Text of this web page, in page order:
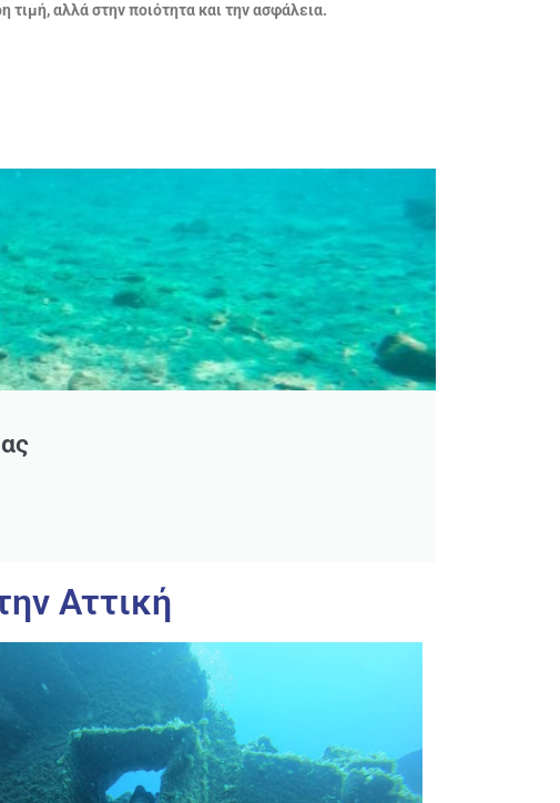
τιμή, αλλά στην ποιότητα και την ασφάλεια.
Αττική